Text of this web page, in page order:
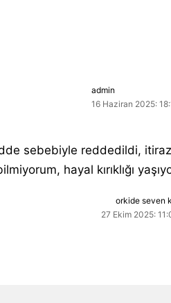
admin
16 Haziran 2025:
sebebiyle reddedildi,
hayal kırıklığı
orkide seven
27 Ekim 2025: